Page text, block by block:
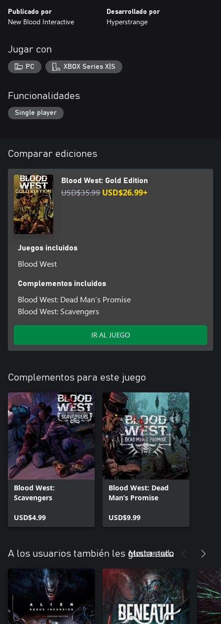
Publicado por
New Blood Interactive
Desarrollado por
Hyperstrange
Jugar con
PC XBOX Series X|S
Funcionalidades
Single player
Comparar ediciones
Blood West: Gold Edition
USD$35.99 USD$26.99+
Juegos incluidos
Blood West
Complementos incluidos
Blood West: Dead Man’s Promise
Blood West: Scavengers
IR AL JUEGO
Complementos para este juego
Blood West:
Scavengers
USD$4.99
Blood West: Dead
Man’s Promise
USD$9.99
A los usuarios también les gusta esto
Mostrar todo